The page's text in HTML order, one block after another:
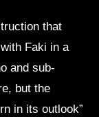
that
Faki in a
and sub-
but the
in its outlook”